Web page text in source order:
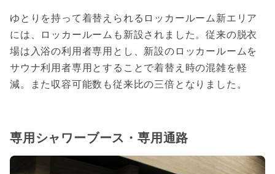
ゆとりを持って着替えられるロッカールーム新エリア
には、ロッカールームも新設されました。従来の脱衣
場は入浴の利用者専用とし、新設のロッカールームを
サウナ利用者専用とすることで着替え時の混雑を軽
減。また収容可能数も従来比の三倍となりました。
専用シャワーブース・専用通路